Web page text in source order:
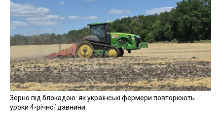
СУД ЗВІЛЬНЕННЯ МАЙДАН МВС БЕРКУТ
ЧИТАЙТЕ ТАКОЖ »
Суд закрив справу про заборону діяльності "Партії Шарія"
11 грудня 2020, 18:14
"Слуги Народу" оскаржуватимуть легітимність голови
Рівнеоблради в суді
11 грудня 2020, 17:55